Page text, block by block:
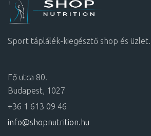
Sport táplálék-kiegésztő shop és üzlet.
Fő utca 80.
Budapest, 1027
+36 1 613 09 46
info@shopnutrition.hu